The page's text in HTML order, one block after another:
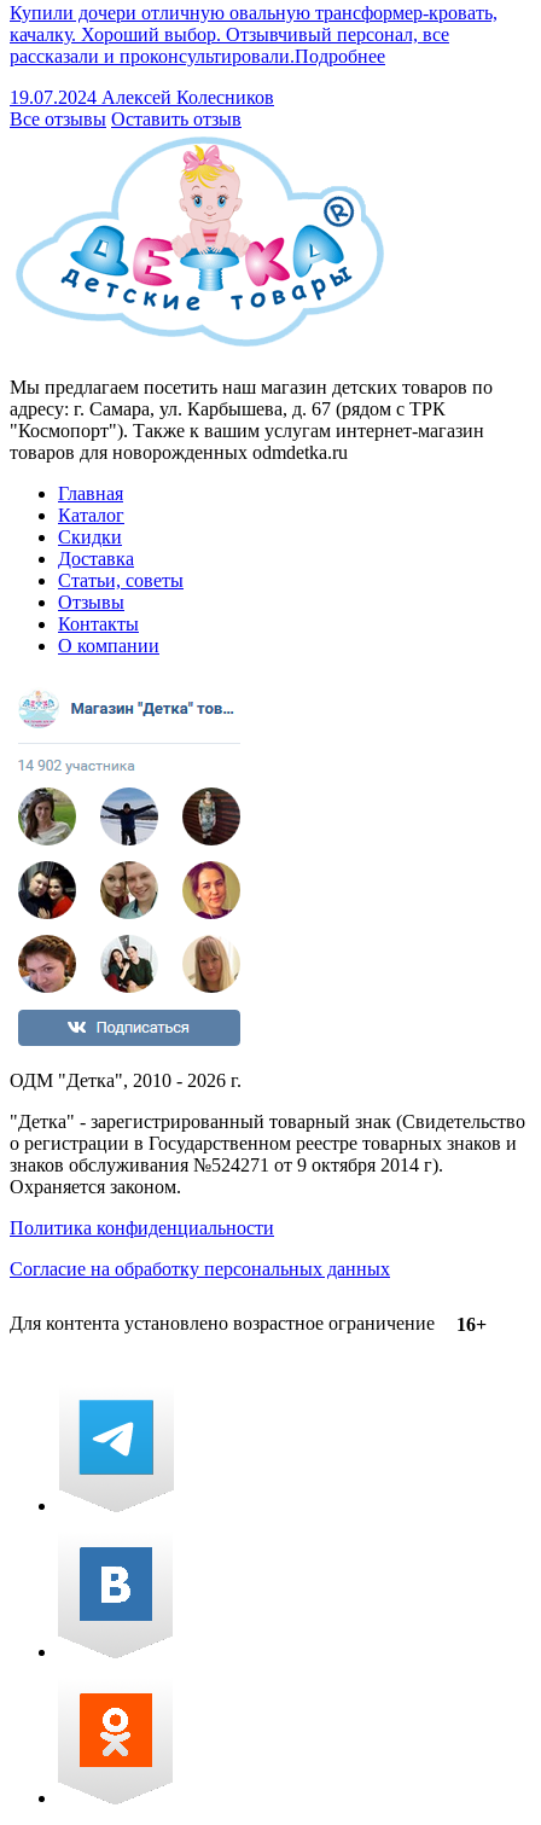
Купили дочери отличную овальную трансформер-кровать,
качалку. Хороший выбор. Отзывчивый персонал, все
рассказали и проконсультировали.Подробнее
19.07.2024 Алексей Колесников
Все отзывы Оставить отзыв
Мы предлагаем посетить наш магазин детских товаров по
адресу: г. Самара, ул. Карбышева, д. 67 (рядом с ТРК
"Космопорт"). Также к вашим услугам интернет-магазин
товаров для новорожденных odmdetka.ru
Главная
Каталог
Скидки
Доставка
Статьи, советы
Отзывы
Контакты
О компании
ОДМ "Детка", 2010 - 2026 г.
"Детка" - зарегистрированный товарный знак (Свидетельство
о регистрации в Государственном реестре товарных знаков и
знаков обслуживания №524271 от 9 октября 2014 г).
Охраняется законом.
Политика конфиденциальности
Согласие на обработку персональных данных
Для контента установлено возрастное ограничение 16+